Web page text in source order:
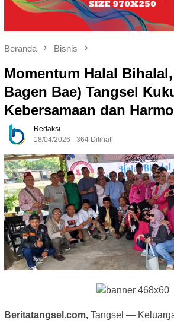
Beranda Bisnis
Momentum Halal
Bagen Bae) Tangsel
Kebersamaan dan
Redaksi
18/04/2026
364 Dilihat
Beritatangsel.com, Tangsel —